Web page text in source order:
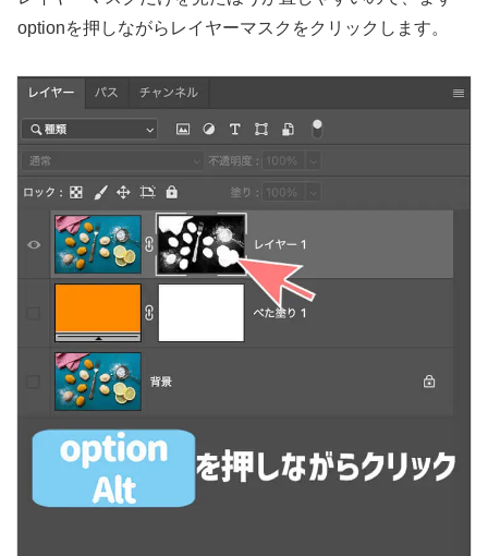
optionを押しながらレイヤーマスクをクリックします。